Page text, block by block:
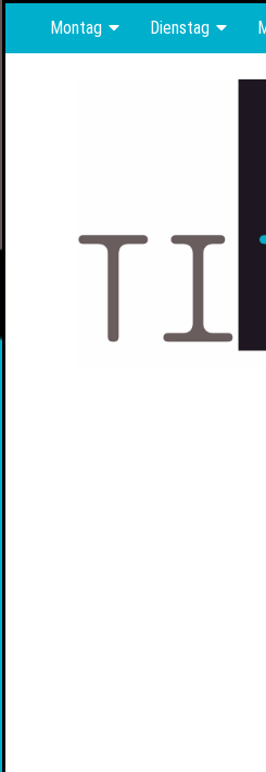
Montag Dienstag